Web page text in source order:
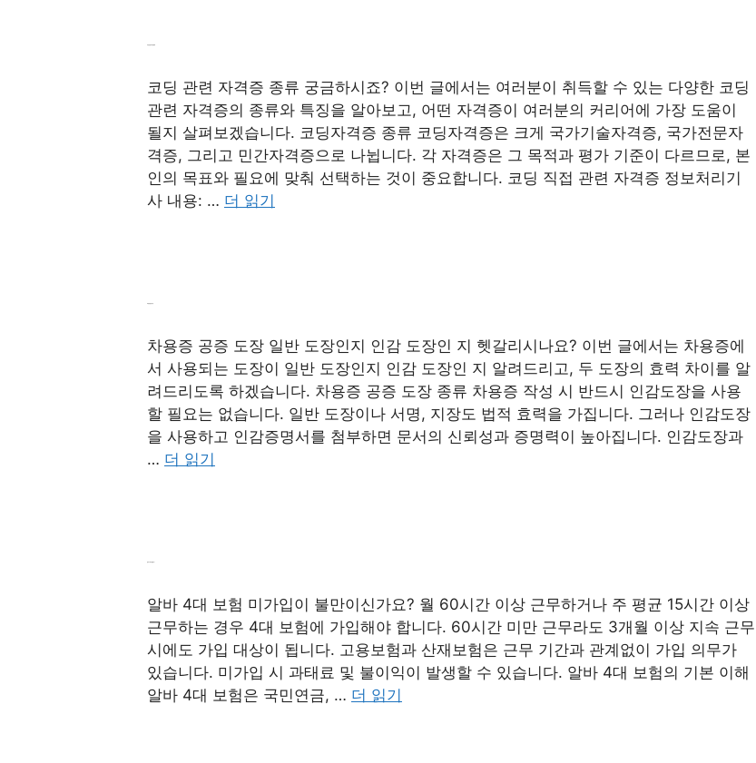
코딩 관련 자격증 종류 궁금하시죠? 이번 글에서는 여러분이 취득할 수 있는 다양한 코딩
관련 자격증의 종류와 특징을 알아보고, 어떤 자격증이 여러분의 커리어에 가장 도움이
될지 살펴보겠습니다. 코딩자격증 종류 코딩자격증은 크게 국가기술자격증, 국가전문자
격증, 그리고 민간자격증으로 나뉩니다. 각 자격증은 그 목적과 평가 기준이 다르므로, 본
인의 목표와 필요에 맞춰 선택하는 것이 중요합니다. 코딩 직접 관련 자격증 정보처리기
사 내용: … 더 읽기
차용증 공증 도장 일반 도장인지 인감 도장인 지 헷갈리시나요? 이번 글에서는 차용증에
서 사용되는 도장이 일반 도장인지 인감 도장인 지 알려드리고, 두 도장의 효력 차이를 알
려드리도록 하겠습니다. 차용증 공증 도장 종류 차용증 작성 시 반드시 인감도장을 사용
할 필요는 없습니다. 일반 도장이나 서명, 지장도 법적 효력을 가집니다. 그러나 인감도장
을 사용하고 인감증명서를 첨부하면 문서의 신뢰성과 증명력이 높아집니다. 인감도장과
… 더 읽기
알바 4대 보험 미가입이 불만이신가요? 월 60시간 이상 근무하거나 주 평균 15시간 이상
근무하는 경우 4대 보험에 가입해야 합니다. 60시간 미만 근무라도 3개월 이상 지속 근무
시에도 가입 대상이 됩니다. 고용보험과 산재보험은 근무 기간과 관계없이 가입 의무가
있습니다. 미가입 시 과태료 및 불이익이 발생할 수 있습니다. 알바 4대 보험의 기본 이해
알바 4대 보험은 국민연금, … 더 읽기